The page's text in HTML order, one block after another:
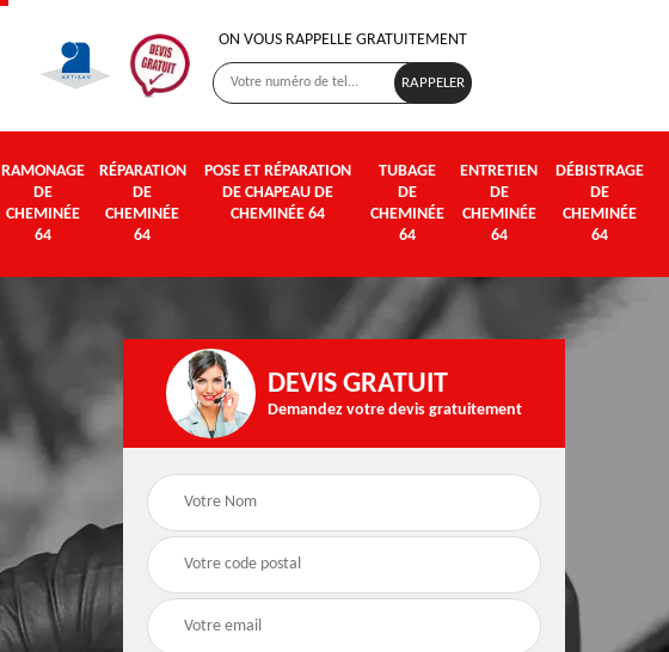
ON VOUS RAPPELLE GRATUITEMENT
RAMONAGE
DE
CHEMINÉE
64
RÉPARATION
DE
CHEMINÉE
64
POSE ET RÉPARATION
DE CHAPEAU DE
CHEMINÉE 64
TUBAGE
DE
CHEMINÉE
64
ENTRETIEN
DE
CHEMINÉE
64
DÉBISTRAGE
DE
CHEMINÉE
64
Ramonage 64
Poseur et pose de
poêle à bois et
DEVIS GRATUIT
Demandez votre devis gratuitement